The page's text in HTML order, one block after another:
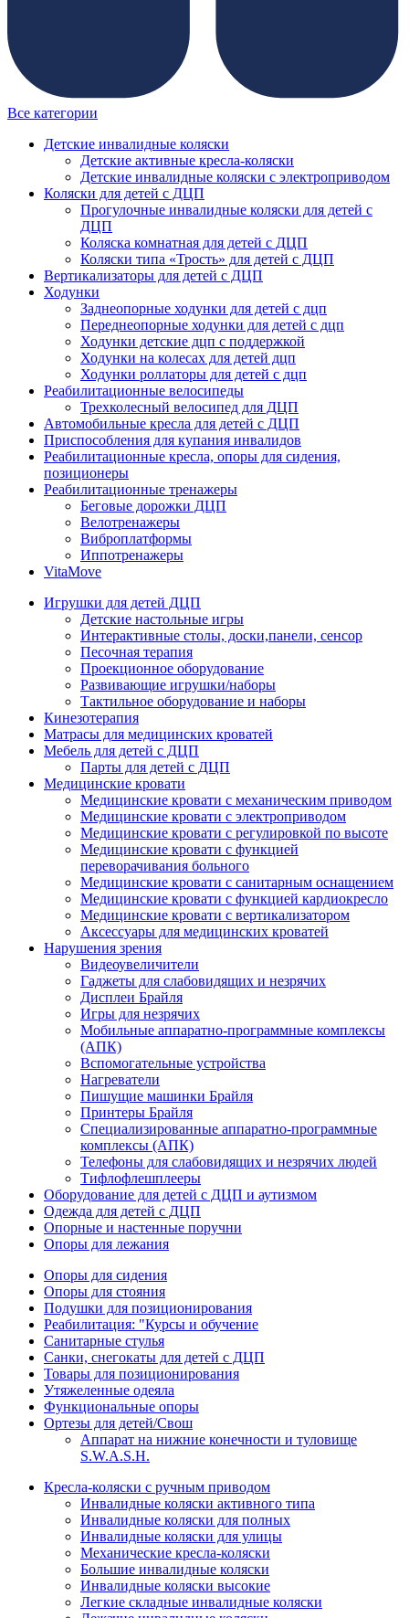
Все категории
Детские инвалидные коляски
Детские активные кресла-коляски
Детские инвалидные коляски с электроприводом
Коляски для детей с ДЦП
Прогулочные инвалидные коляски для детей с
ДЦП
Коляска комнатная для детей с ДЦП
Коляски типа «Трость» для детей с ДЦП
Вертикализаторы для детей с ДЦП
Ходунки
Заднеопорные ходунки для детей с дцп
Переднеопорные ходунки для детей с дцп
Ходунки детские дцп с поддержкой
Ходунки на колесах для детей дцп
Ходунки роллаторы для детей с дцп
Реабилитационные велосипеды
Трехколесный велосипед для ДЦП
Автомобильные кресла для детей с ДЦП
Приспособления для купания инвалидов
Реабилитационные кресла, опоры для сидения,
позиционеры
Реабилитационные тренажеры
Беговые дорожки ДЦП
Велотренажеры
Виброплатформы
Иппотренажеры
VitaMove
Игрушки для детей ДЦП
Детские настольные игры
Интерактивные столы, доски,панели, сенсор
Песочная терапия
Проекционное оборудование
Развивающие игрушки/наборы
Тактильное оборудование и наборы
Кинезотерапия
Матрасы для медицинских кроватей
Мебель для детей с ДЦП
Парты для детей с ДЦП
Медицинские кровати
Медицинские кровати с механическим приводом
Медицинские кровати с электроприводом
Медицинские кровати с регулировкой по высоте
Медицинские кровати с функцией
переворачивания больного
Медицинские кровати с санитарным оснащением
Медицинские кровати с функцией кардиокресло
Медицинские кровати с вертикализатором
Аксессуары для медицинских кроватей
Нарушения зрения
Видеоувеличители
Гаджеты для слабовидящих и незрячих
Дисплеи Брайля
Игры для незрячих
Мобильные аппаратно-программные комплексы
(АПК)
Вспомогательные устройства
Нагреватели
Пишущие машинки Брайля
Принтеры Брайля
Специализированные аппаратно-программные
комплексы (АПК)
Телефоны для слабовидящих и незрячих людей
Тифлофлешплееры
Оборудование для детей с ДЦП и аутизмом
Одежда для детей с ДЦП
Опорные и настенные поручни
Опоры для лежания
Опоры для сидения
Опоры для стояния
Подушки для позиционирования
Реабилитация: "Курсы и обучение
Санитарные стулья
Санки, снегокаты для детей с ДЦП
Товары для позиционирования
Утяжеленные одеяла
Функциональные опоры
Ортезы для детей/Свош
Аппарат на нижние конечности и туловище
S.W.A.S.H.
Кресла-коляски с ручным приводом
Инвалидные коляски активного типа
Инвалидные коляски для полных
Инвалидные коляски для улицы
Механические кресла-коляски
Большие инвалидные коляски
Инвалидные коляски высокие
Легкие складные инвалидные коляски